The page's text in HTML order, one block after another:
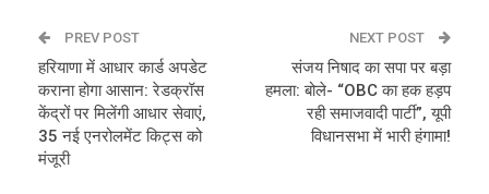
PREV POST
हरियाणा में आधार कार्ड अपडेट
कराना होगा आसान: रेडक्रॉस
केंद्रों पर मिलेंगी आधार सेवाएं,
35 नई एनरोलमेंट किट्स को
मंजूरी
NEXT POST
संजय निषाद का सपा पर बड़ा
हमला: बोले- “OBC का हक हड़प
रही समाजवादी पार्टी”, यूपी
विधानसभा में भारी हंगामा!